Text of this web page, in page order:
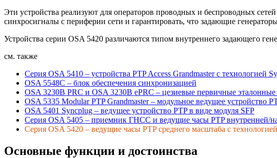
Эти устройства реализуют для операторов проводных и беспроводных
синхросигналы с периферии сети и гарантировать, что задающие
Устройства серии OSA 5420 различаются типом внутреннего задающего
см. также
Серия OSA 5410 – устройства PTP Access Grandmaster с технологией
OSA 5548С – блок обеспечения синхронизацией
OSA 3230B PRC и OSA 3230B ePRC – цезиевые первичные
OSA 5335 Modular PTP Grandmaster – модульное ведущее устройство
OSA 5401 Syncplug – ведущее устройство PTP в виде модуля SFP
Серия OSA 5405 – приемник ГНСС и ведущие часы PTP внутренней/
Серия OSA 5420 – ведущие часы PTP среднего масштаба с
Основные функции и достоинства